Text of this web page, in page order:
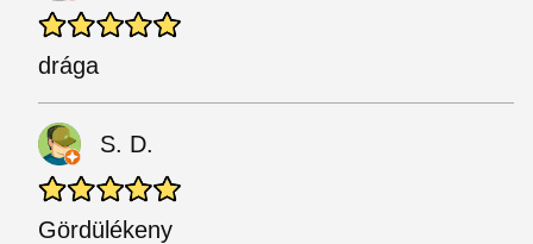
drága
S. D.
Gördülékeny